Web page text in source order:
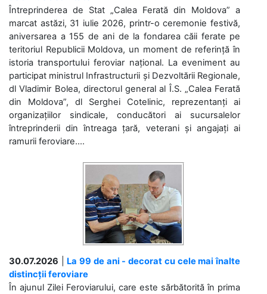
Întreprinderea de Stat „Calea Ferată din Moldova” a
marcat astăzi, 31 iulie 2026, printr-o ceremonie festivă,
aniversarea a 155 de ani de la fondarea căii ferate pe
teritoriul Republicii Moldova, un moment de referință în
istoria transportului feroviar național. La eveniment au
participat ministrul Infrastructurii și Dezvoltării Regionale,
dl Vladimir Bolea, directorul general al Î.S. „Calea Ferată
din Moldova”, dl Serghei Cotelinic, reprezentanți ai
organizațiilor sindicale, conducători ai sucursalelor
întreprinderii din întreaga țară, veterani și angajați ai
ramurii feroviare....
30.07.2026
La 99 de ani - decorat cu cele mai înalte
distincții feroviare
În ajunul Zilei Feroviarului, care este sărbătorită în prima